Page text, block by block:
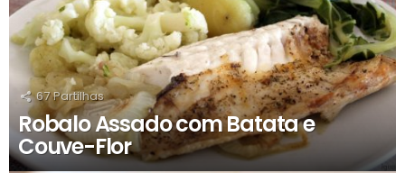
67 Partilhas
Robalo Assado com Batata e
Couve-Flor